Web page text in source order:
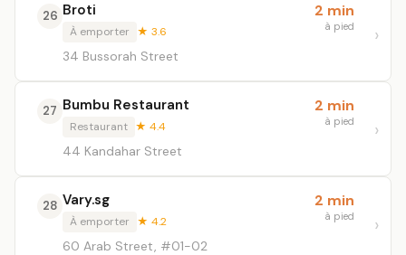
26 Broti
À emporter ★ 3.6
34 Bussorah Street
2 min
à pied
27 Bumbu Restaurant
Restaurant ★ 4.4
44 Kandahar Street
2 min
à pied
28 Vary.sg
À emporter ★ 4.2
60 Arab Street, #01-02
2 min
à pied